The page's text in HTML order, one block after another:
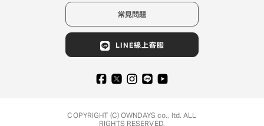
?
常見問題
LINE線上客服
COPYRIGHT (C) OWNDAYS co., ltd. ALL
RIGHTS RESERVED.